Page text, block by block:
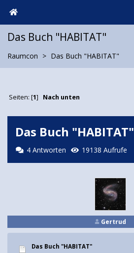
Das Buch "HABITAT"
Raumcon Das Buch "HABITAT"
Seiten: [1] Nach unten
Das Buch "HABITAT"
4 Antworten 19138 Aufrufe
Gertrud
Das Buch "HABITAT"